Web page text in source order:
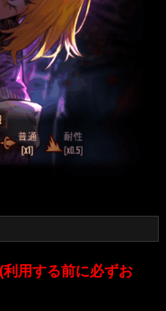
用する前に必ずお